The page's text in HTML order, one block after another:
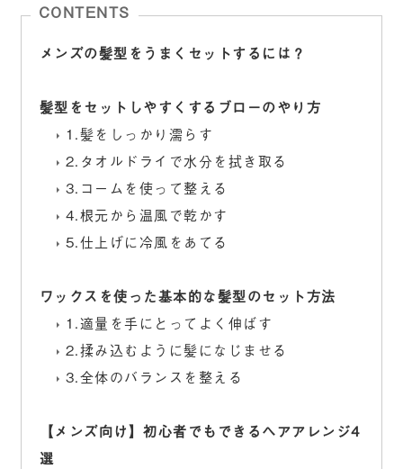
CONTENTS
メンズの髪型をうまくセットするには？
髪型をセットしやすくするブローのやり方
1.髪をしっかり濡らす
2.タオルドライで水分を拭き取る
3.コームを使って整える
4.根元から温風で乾かす
5.仕上げに冷風をあてる
ワックスを使った基本的な髪型のセット方法
1.適量を手にとってよく伸ばす
2.揉み込むように髪になじませる
3.全体のバランスを整える
【メンズ向け】初心者でもできるヘアアレンジ4
選